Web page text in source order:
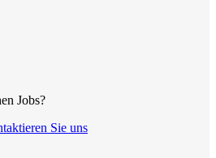
Jobs?
Sie uns